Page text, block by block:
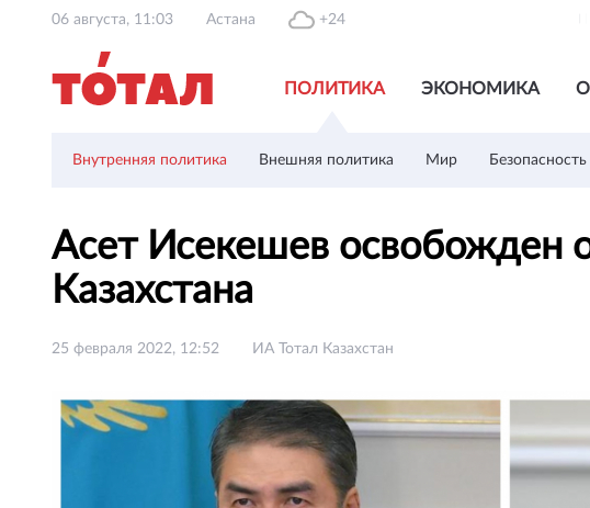
06 августа, 11:03 Астана +24
ПОЛИТИКА ЭКОНОМИКА
Внутренняя политика Внешняя политика Мир Безопасность
Асет Исекешев освобожден
Казахстана
25 февраля 2022, 12:52 ИА Тотал Казахстан